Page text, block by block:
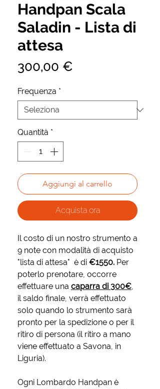
Handpan Scala
Saladin - Lista di
attesa
300,00 €
Frequenza *
Quantità *
Aggiungi al carrello
Acquista ora
Il costo di un nostro strumento a
9 note con modalità di acquisto
"lista di attesa" è di €1550. Per
poterlo prenotare, occorre
effettuare una caparra di 300€,
il saldo finale, verrà effettuato
solo quando lo strumento sarà
pronto per la spedizione o per il
ritiro di persona (il ritiro a mano
viene effettuato a Savona, in
Liguria).
Ogni Lombardo Handpan è